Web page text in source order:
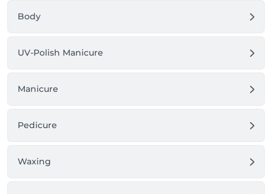
Body
UV-Polish Manicure
Manicure
Pedicure
Waxing